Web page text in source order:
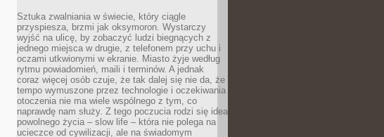
Sztuka zwalniania w świecie, który ciągle
przyspiesza, brzmi jak oksymoron. Wystarczy
wyjść na ulicę, by zobaczyć ludzi biegnących z
jednego miejsca w drugie, z telefonem przy uchu i
oczami utkwionymi w ekranie. Miasto żyje według
rytmu powiadomień, maili i terminów. A jednak
coraz więcej osób czuje, że tak dalej się nie da, że
tempo wymuszone przez technologie i oczekiwania
otoczenia nie ma wiele wspólnego z tym, co
naprawdę nam służy. Z tego poczucia rodzi się idea
powolnego życia – slow life – która nie polega na
ucieczce od cywilizacji, ale na świadomym